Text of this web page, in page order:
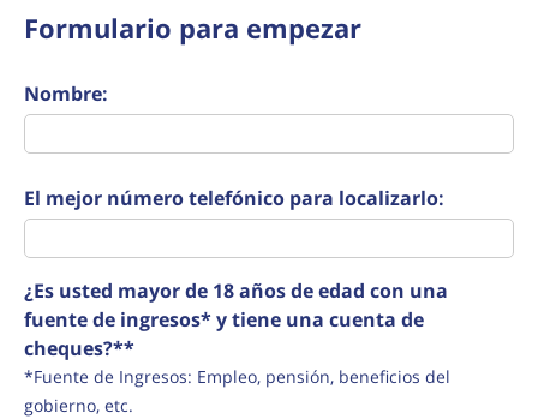
Formulario para empezar
Nombre:
El mejor número telefónico para localizarlo:
¿Es usted mayor de 18 años de edad con una
fuente de ingresos* y tiene una cuenta de
cheques?**
*Fuente de Ingresos: Empleo, pensión, beneficios del
gobierno, etc.